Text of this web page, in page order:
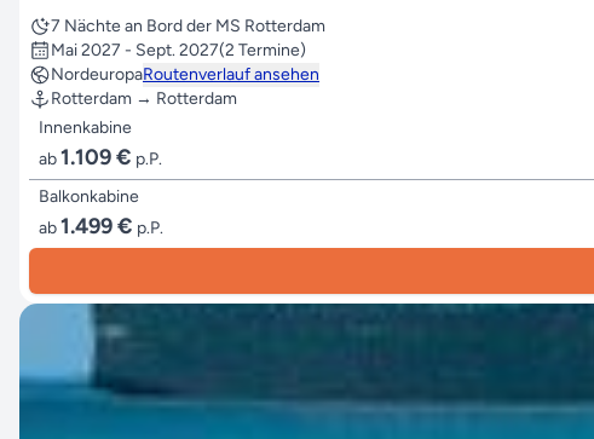
7 Nächte an Bord der MS Rotterdam
Mai 2027 - Sept. 2027(2 Termine)
NordeuropaRoutenverlauf ansehen
Rotterdam → Rotterdam
Innenkabine
ab1.109 € p.P.
Balkonkabine
ab1.499 € p.P.